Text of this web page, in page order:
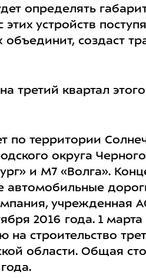
определять
этих устройств
создаст
третий квартал
территории
округа
и М7 «Волга».
автомобильные
учрежденная
2016 года. 1
строительство
области. Общая